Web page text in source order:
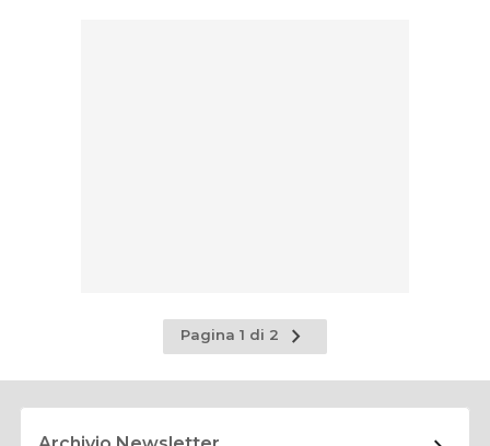
Pagina 1 di 2
Pagina
successiva